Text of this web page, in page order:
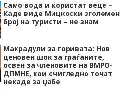
Само вода и користат веце –
Каде виде Мицкоски зголемен
број на туристи – не знам
Макрадули за горивата: Нов
ценовен шок за граѓаните,
освен за членовите на ВМРО-
ДПМНЕ, кои очигледно точат
некаде за џабе